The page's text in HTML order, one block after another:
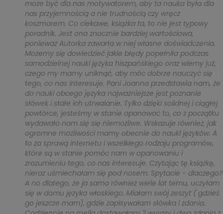
może być dla nas motywatorem, aby ta nauka była dla
nas przyjemnością a nie trudnością czy wręcz
koszmarem. Co ciekawe, książka ta, to nie jest typowy
poradnik. Jest ona znacznie bardziej wartościowa,
ponieważ Autorka zawarła w niej własne doświadczenia.
Możemy się dowiedzieć jakie błędy popełniła podczas
samodzielnej nauki języka hiszpańskiego oraz wiemy już,
czego my mamy uniknąć, aby móc dobrze nauczyć się
tego, co nas interesuje. Pani Joanna przedstawia nam, że
do nauki obcego języka najważniejsze jest poznanie
słówek i stałe ich utrwalanie. Tylko dzięki solidnej i ciągłej
powtórce, jesteśmy w stanie opanować to, co z początku
wydawało nam się się niemożliwe. Wskazuje również, jak
ogromne możliwości mamy obecnie do nauki języków. A
to za sprawą internetu i wszelkiego rodzaju programów,
które są w stanie pomóc nam w opanowaniu i
zrozumieniu tego, co nas interesuje. Czytając tę książkę,
nieraz uśmiechałam się pod nosem. Spytacie - dlaczego?
A no dlatego, że ja sama również wiele lat temu, uczyłam
się w domu języka włoskiego. Miałam swój zeszyt ( gdzieś
go jeszcze mam), gdzie zapisywałam słówka i zdania.